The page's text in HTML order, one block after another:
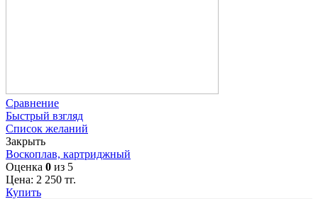
Сравнение
Быстрый взгляд
Список желаний
Закрыть
Воскоплав, картриджный
Оценка 0 из 5
Цена: 2 250 тг.
Купить